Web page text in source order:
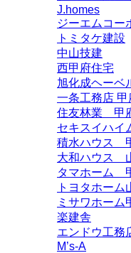
J.homes
ジーエムコー
トミタケ建設
中山技建
西甲府住宅
旭化成ヘーベ
一条工務店
住友林業 甲
セキスイハ
積水ハウス
大和ハウス
タマホーム
トヨタホー
ミサワホーム
楽建舎
エンドウ工務
M’s-A